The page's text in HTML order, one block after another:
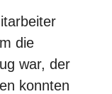
die
war, der
konnten